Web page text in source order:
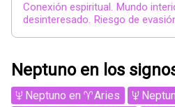
Conexión espiritual. Mundo
desinteresado. Riesgo de
Neptuno en los
Neptuno en Aries